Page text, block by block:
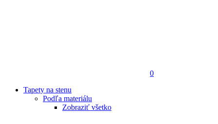
0
Tapety na stenu
Podľa materiálu
Zobraziť všetko